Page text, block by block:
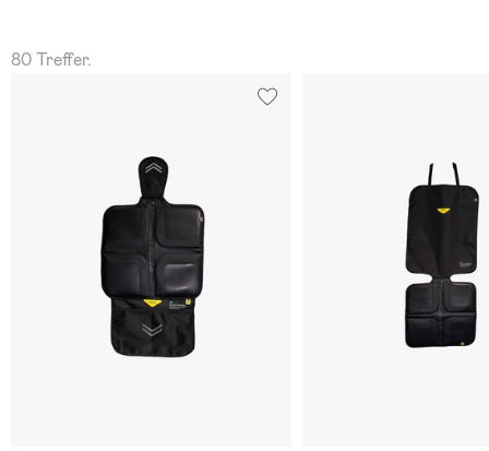
80 Treffer.